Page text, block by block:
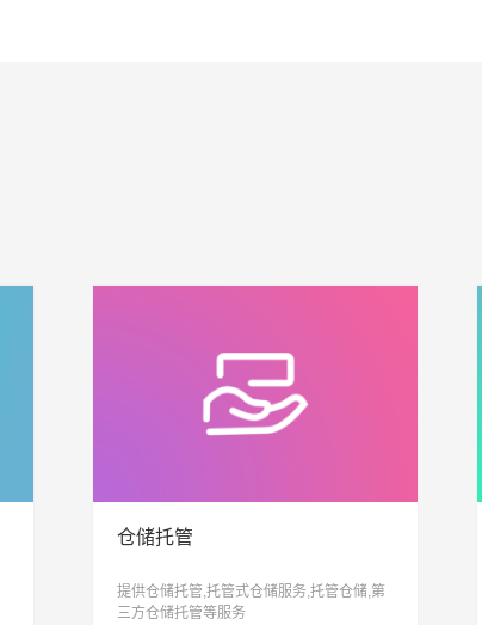
仓储托管
提供仓储托管,托管式仓储服务,托管仓储,第
三方仓储托管等服务